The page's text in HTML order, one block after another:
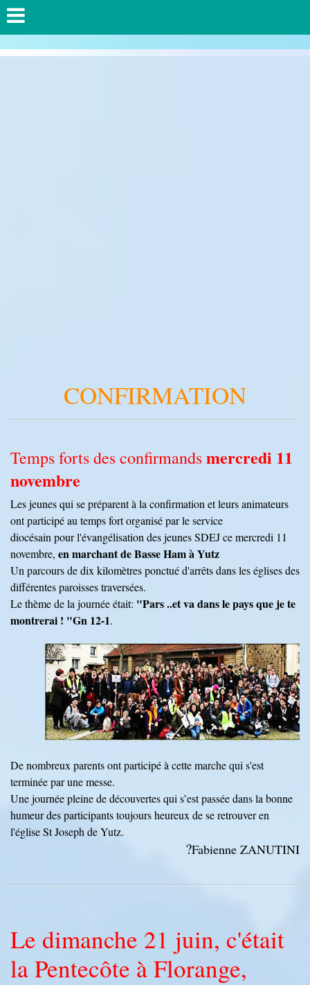
CONFIRMATION
Temps forts des confirmandsmercredi 11
novembre
Les jeunes qui se préparent à la confirmation et leurs animateurs
ont participé au temps fort organisé par le service
diocésain pour l'évangélisation des jeunes SDEJ ce mercredi 11
novembre, en marchant de Basse Ham à Yutz
Un parcours de dix kilomètres ponctué d'arrêts dans les églises des
différentes paroisses traversées.
Le thème de la journée était: "Pars ..et va dans le pays que je te
montrerai ! "Gn 12-1.
De nombreux parents ont participé à cette marche qui s'est
terminée par une messe.
Une journée pleine de découvertes qui s’est passée dans la bonne
humeur des participants toujours heureux de se retrouver en
l'église St Joseph de Yutz.
?Fabienne ZANUTINI
Le dimanche 21 juin, c'était
la Pentecôte à Florange,